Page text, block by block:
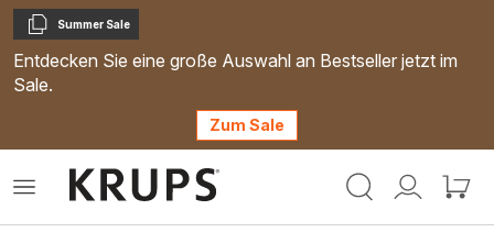
Kopieren
Summer Sale
Entdecken Sie eine große Auswahl an Bestseller jetzt im
Sale.
Zum Sale
Mein
Mein
Das